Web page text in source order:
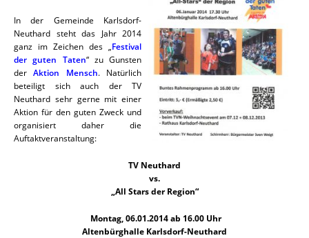
In der Gemeinde Karlsdorf-
Neuthard steht das Jahr 2014
ganz im Zeichen des „Festival
der guten Taten“ zu Gunsten
derAktion Mensch. Natürlich
beteiligt sich auch der TV
Neuthard sehr gerne mit einer
Aktion für den guten Zweck und
organisiert daher die
Auftaktveranstaltung:
TV Neuthard
vs.
„All Stars der Region“
Montag, 06.01.2014 ab 16.00 Uhr
Altenbürghalle Karlsdorf-Neuthard